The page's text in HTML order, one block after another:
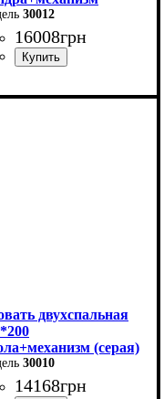
30012
16008грн
170 см
двухспальная
(серая)
30010
14168грн